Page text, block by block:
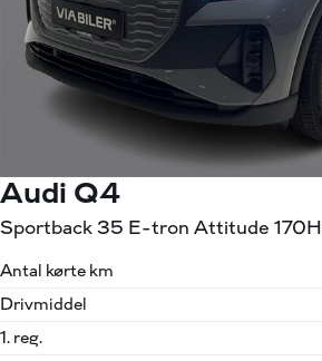
Audi Q4
Sportback 35 E-tron Attitude
Antal kørte km
Drivmiddel
1. reg.